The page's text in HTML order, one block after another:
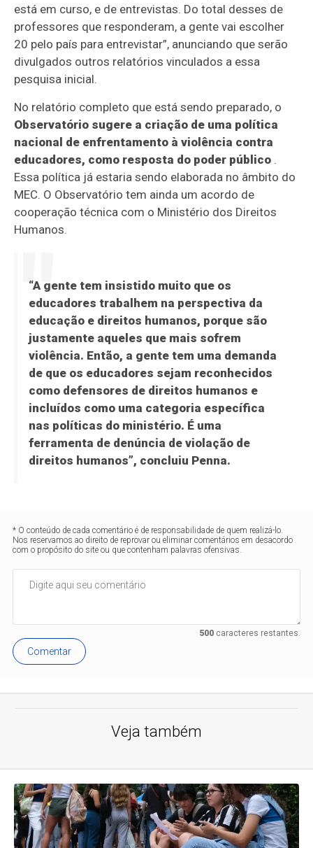
está em curso, e de entrevistas. Do total desses de
professores que responderam, a gente vai escolher
20 pelo país para entrevistar”, anunciando que serão
divulgados outros relatórios vinculados a essa
pesquisa inicial.
No relatório completo que está sendo preparado, o
Observatório sugere a criação de uma política
nacional de enfrentamento à violência contra
educadores, como resposta do poder público .
Essa política já estaria sendo elaborada no âmbito do
MEC. O Observatório tem ainda um acordo de
cooperação técnica com o Ministério dos Direitos
Humanos.
“A gente tem insistido muito que os
educadores trabalhem na perspectiva da
educação e direitos humanos, porque são
justamente aqueles que mais sofrem
violência. Então, a gente tem uma demanda
de que os educadores sejam reconhecidos
como defensores de direitos humanos e
incluídos como uma categoria específica
nas políticas do ministério. É uma
ferramenta de denúncia de violação de
direitos humanos”, concluiu Penna.
* O conteúdo de cada comentário é de responsabilidade de quem realizá-lo.
Nos reservamos ao direito de reprovar ou eliminar comentários em desacordo
com o propósito do site ou que contenham palavras ofensivas.
500caracteres restantes.
Comentar
Veja também